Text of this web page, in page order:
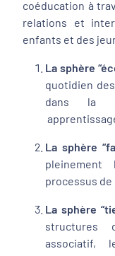
coéducation à
relations et
enfants et des
La sphère
quotidien
dans la
La sphère
processus de
La sphère
structures